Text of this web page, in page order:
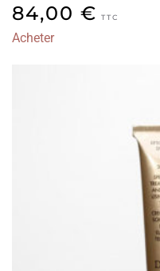
84,00 € TTC
Acheter